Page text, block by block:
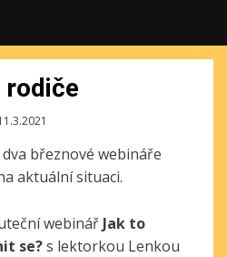
rodiče
březnové webináře
aktuální situaci.
webinář Jak to
se?s lektorkou Lenkou